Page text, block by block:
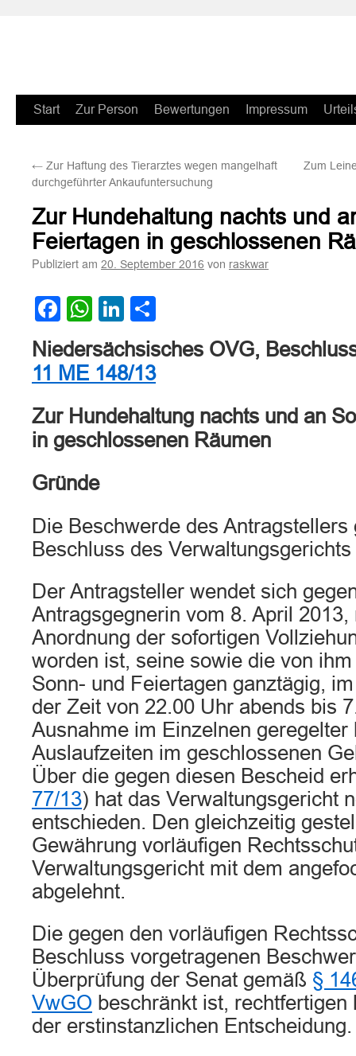
Zum
springen
Start Zur Person Bewertungen Impressum
← Zur Haftung des Tierarztes wegen mangelhaft
durchgeführter Ankaufuntersuchung
Zum
Zur Hundehaltung nachts und
Feiertagen in geschlossenen
Publiziert am 20. September 2016 von raskwar
Facebook
WhatsApp
LinkedIn
Niedersächsisches OVG,
11 ME 148/13
Zur Hundehaltung nachts und an
in geschlossenen Räumen
Gründe
Die Beschwerde des Antragstellers
Beschluss des
Der Antragsteller wendet sich
Antragsgegnerin vom 8. April
Anordnung der sofortigen
worden ist, seine sowie die von
Sonn- und Feiertagen ganztägig,
der Zeit von 22.00 Uhr abends bis
Ausnahme im Einzelnen geregelter
Auslaufzeiten im geschlossenen
Über die gegen diesen Bescheid
77/13) hat das Verwaltungsgericht
entschieden. Den gleichzeitig
Gewährung vorläufigen
Verwaltungsgericht mit dem
abgelehnt.
Die gegen den vorläufigen
Beschluss vorgetragenen
Überprüfung der Senat gemäß §
VwGO beschränkt ist, rechtfertigen
der erstinstanzlichen Entscheidung.